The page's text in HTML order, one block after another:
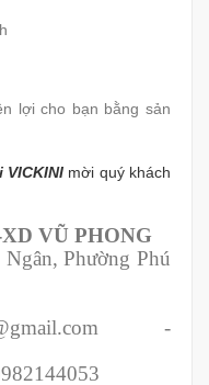
lợi cho bạn bằng sản
mời quý khách
VŨ PHONG
Phường Phú
-